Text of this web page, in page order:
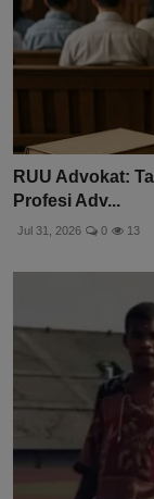
RUU Advokat:
Profesi Adv...
Jul 31, 2026 0 13